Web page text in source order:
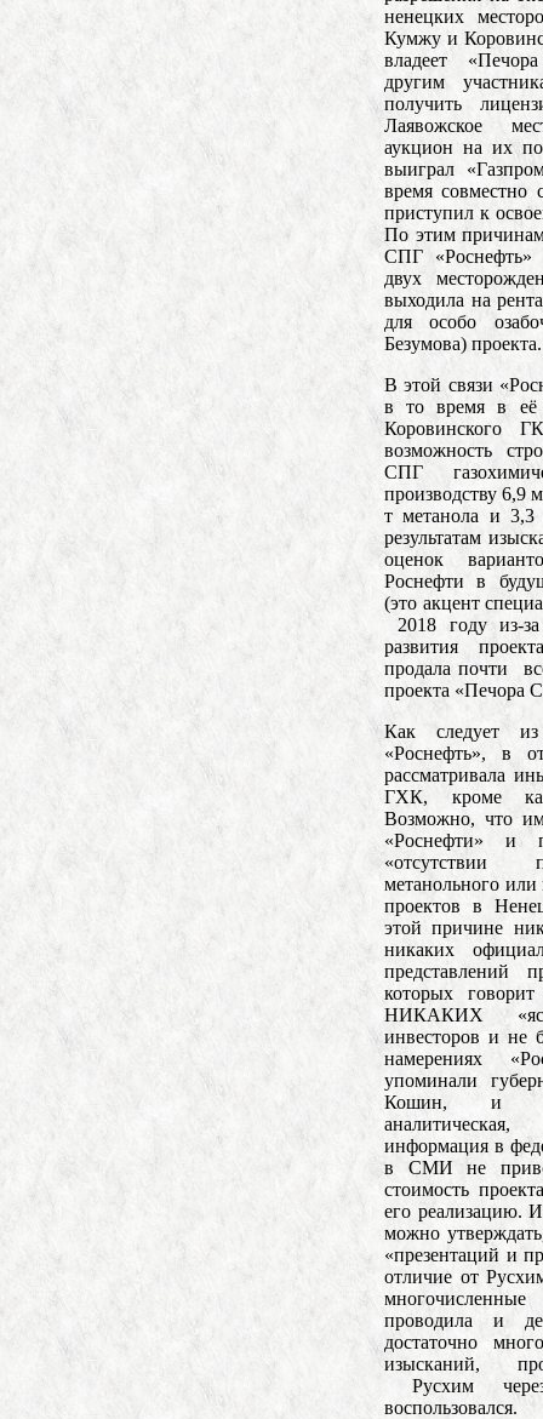
ненецких
Кумжу и
владеет
другим
получить
Лаявожское
аукцион на их
выиграл
время совместно
приступил к
По этим причинам
СПГ «Роснефть»
двух
выходила на
для особо
Безумова) проекта.
В этой связи
в то время в её
Коровинского
возможность
СПГ
производству 6,9
т метанола и
результатам
оценок
Роснефти в
(это акцент
2018 году из-за
развития
продала почти
проекта «Печора
Как следует
«Роснефть», в
рассматривала
ГХК, кроме
Возможно, что
«Роснефти»
«отсутствии
метанольного или
проектов в
этой причине
никаких
представлений
которых
НИКАКИХ
инвесторов и не
намерениях
упоминали
Кошин, и
информация в
в СМИ не
стоимость
его реализацию.
можно
«презентаций и
отличие от
проводила и
достаточно
изысканий,
Русхим
воспользовался.